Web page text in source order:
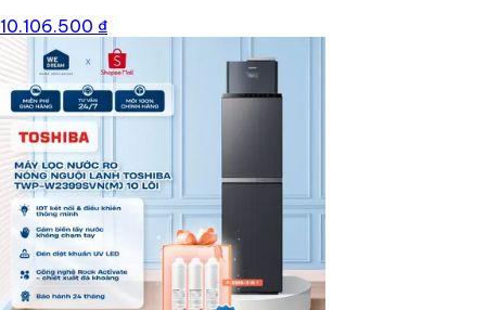
10.106.500 ₫